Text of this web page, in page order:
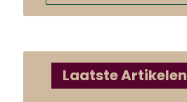
Laatste Artikelen